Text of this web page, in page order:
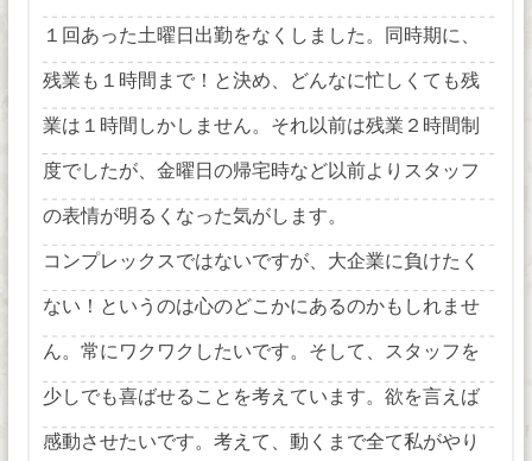
１回あった土曜日出勤をなくしました。同時期に、
残業も１時間まで！と決め、どんなに忙しくても残
業は１時間しかしません。それ以前は残業２時間制
度でしたが、金曜日の帰宅時など以前よりスタッフ
の表情が明るくなった気がします。
コンプレックスではないですが、大企業に負けたく
ない！というのは心のどこかにあるのかもしれませ
ん。常にワクワクしたいです。そして、スタッフを
少しでも喜ばせることを考えています。欲を言えば
感動させたいです。考え て、動くまで全て私がやり